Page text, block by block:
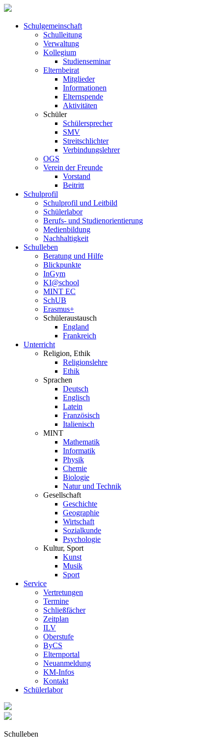
Schul­ge­meinschaft
Schul­leitung
Verwaltung
Kollegium
Studienseminar
Elternbeirat
Mitglieder
Informationen
Elternspende
Aktivitäten
Schüler
Schülersprecher
SMV
Streitschlichter
Verbindungslehrer
OGS
Verein der Freunde
Vorstand
Beitritt
Schulprofil
Schulprofil und Leitbild
Schülerlabor
Berufs- und Studienorientierung
Medien­bildung
Nachhaltigkeit
Schulleben
Beratung und Hilfe
Blickpunkte
InGym
KI@school
MINT EC
SchUB
Erasmus+
Schüler­austausch
England
Frankreich
Unterricht
Religion, Ethik
Religionslehre
Ethik
Sprachen
Deutsch
Englisch
Latein
Französisch
Italienisch
MINT
Mathematik
Informatik
Physik
Chemie
Biologie
Natur und Technik
Gesellschaft
Geschichte
Geographie
Wirtschaft
Sozialkunde
Psychologie
Kultur, Sport
Kunst
Musik
Sport
Service
Vertretungen
Termine
Schließfächer
Zeitplan
ILV
Oberstufe
ByCS
Elternportal
Neuanmeldung
KM-Infos
Kontakt
Schüler­labor
Schulleben